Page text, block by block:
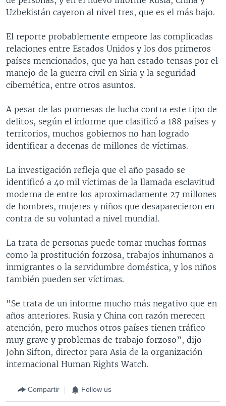
Uzbekistán cayeron al nivel tres, que es el más bajo.
El reporte probablemente empeore las complicadas
relaciones entre Estados Unidos y los dos primeros
países mencionados, que ya han estado tensas por el
manejo de la guerra civil en Siria y la seguridad
cibernética, entre otros asuntos.
A pesar de las promesas de lucha contra este tipo de
delitos, según el informe que clasificó a 188 países y
territorios, muchos gobiernos no han logrado
identificar a decenas de millones de víctimas.
La investigación refleja que el año pasado se
identificó a 40 mil víctimas de la llamada esclavitud
moderna de entre los aproximadamente 27 millones
de hombres, mujeres y niños que desaparecieron en
contra de su voluntad a nivel mundial.
La trata de personas puede tomar muchas formas
como la prostitución forzosa, trabajos inhumanos a
inmigrantes o la servidumbre doméstica, y los niños
también pueden ser víctimas.
"Se trata de un informe mucho más negativo que en
años anteriores. Rusia y China con razón merecen
atención, pero muchos otros países tienen tráfico
muy grave y problemas de trabajo forzoso”, dijo
John Sifton, director para Asia de la organización
internacional Human Rights Watch.
Compartir Follow us